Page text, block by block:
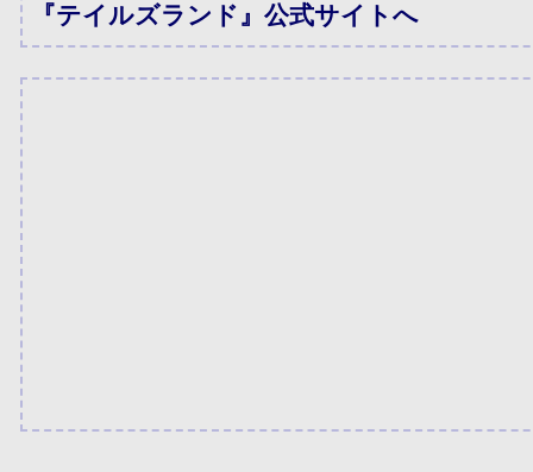
『テイルズランド』公式サイトへ